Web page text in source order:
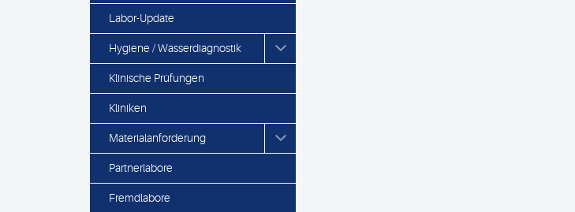
Labor-Update
Hygiene / Wasserdiagnostik
Klinische Prüfungen
Kliniken
Materialanforderung
Partnerlabore
Fremdlabore